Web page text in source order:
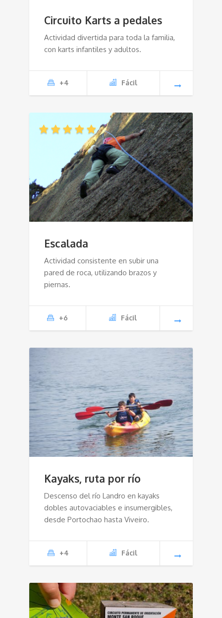
Circuito Karts a pedales
Actividad divertida para toda la familia,
con karts infantiles y adultos.
+4 Fácil
Escalada
Actividad consistente en subir una
pared de roca, utilizando brazos y
piernas.
+6 Fácil
Kayaks, ruta por río
Descenso del río Landro en kayaks
dobles autovaciables e insumergibles,
desde Portochao hasta Viveiro.
+4 Fácil